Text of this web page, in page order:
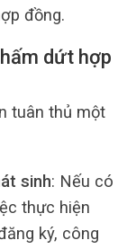
đồng.
dứt hợp
tuân thủ một
sinh: Nếu có
thực hiện
ký, công